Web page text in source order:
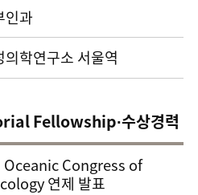
인과
학연구소 서울역
Fellowship∙수상경력
Congress of
연제 발표